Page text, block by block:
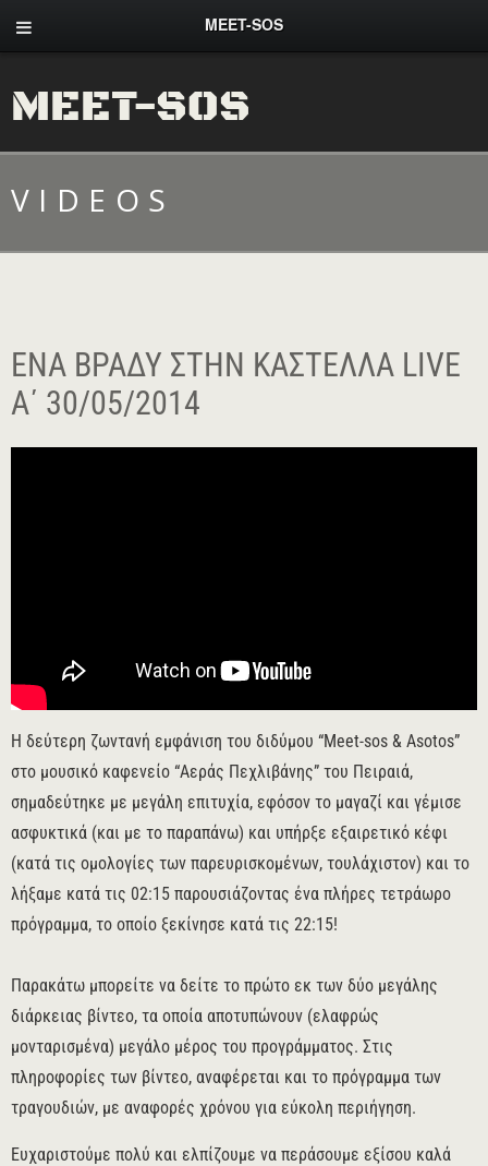
MEET-SOS
MEET-SOS
VIDEOS
ΈΝΑ ΒΡΆΔΥ ΣΤΗΝ ΚΑΣΤΈΛΛΑ LIVE
Α΄ 30/05/2014
Η δεύτερη ζωντανή εμφάνιση του διδύμου “Meet-sos & Asotos”
στο μουσικό καφενείο “Αεράς Πεχλιβάνης” του Πειραιά,
σημαδεύτηκε με μεγάλη επιτυχία, εφόσον το μαγαζί και γέμισε
ασφυκτικά (και με το παραπάνω) και υπήρξε εξαιρετικό κέφι
(κατά τις ομολογίες των παρευρισκομένων, τουλάχιστον) και το
λήξαμε κατά τις 02:15 παρουσιάζοντας ένα πλήρες τετράωρο
πρόγραμμα, το οποίο ξεκίνησε κατά τις 22:15!
Παρακάτω μπορείτε να δείτε το πρώτο εκ των δύο μεγάλης
διάρκειας βίντεο, τα οποία αποτυπώνουν (ελαφρώς
μονταρισμένα) μεγάλο μέρος του προγράμματος. Στις
πληροφορίες των βίντεο, αναφέρεται και το πρόγραμμα των
τραγουδιών, με αναφορές χρόνου για εύκολη περιήγηση.
Ευχαριστούμε πολύ και ελπίζουμε να περάσουμε εξίσου καλά